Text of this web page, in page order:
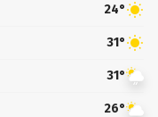
24°
31°
31°
26°